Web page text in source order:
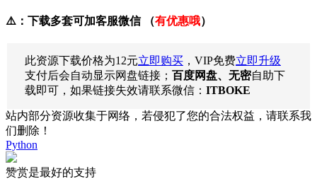
⚠️：下载多套可加客服微信 （有优惠哦）
此资源下载价格为12元立即购买 ，VIP免费立即升级
支付后会自动显示网盘链接； 百度网盘、无密自助下
载即可，如果链接失效请联系微信： ITBOKE
站内部分资源收集于网络，若侵犯了您的合法权益，请联系我
们删除！
Python
赞赏是最好的支持